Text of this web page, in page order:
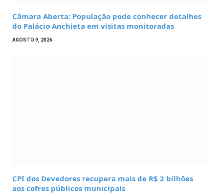
Câmara Aberta: População pode conhecer detalhes
do Palácio Anchieta em visitas monitoradas
AGOSTO 9, 2026
CPI dos Devedores recupera mais de R$ 2 bilhões
aos cofres públicos municipais